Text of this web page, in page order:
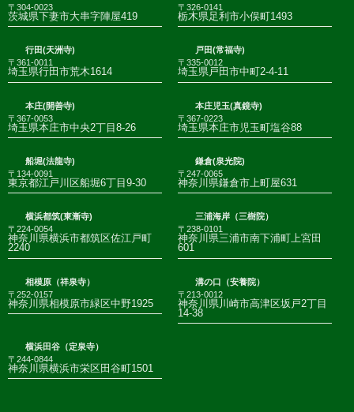
〒304-0023
茨城県下妻市大串字陣屋419
〒326-0141
栃木県足利市小俣町1493
行田(天洲寺)
〒361-0011
埼玉県行田市荒木1614
戸田(常福寺)
〒335-0012
埼玉県戸田市中町2-4-11
本庄(開善寺)
〒367-0053
埼玉県本庄市中央2丁目8-26
本庄児玉(真鏡寺)
〒367-0223
埼玉県本庄市児玉町塩谷88
船堀(法龍寺)
〒134-0091
東京都江戸川区船堀6丁目9-30
鎌倉(泉光院)
〒247-0065
神奈川県鎌倉市上町屋631
横浜都筑(東漸寺)
〒224-0054
神奈川県横浜市都筑区佐江戸町
2240
三浦海岸（三樹院）
〒238-0101
神奈川県三浦市南下浦町上宮田
601
相模原（祥泉寺）
〒252-0157
神奈川県相模原市緑区中野1925
溝の口（安養院）
〒213-0012
神奈川県川崎市高津区坂戸2丁目
14-38
横浜田谷（定泉寺）
〒244-0844
神奈川県横浜市栄区田谷町1501